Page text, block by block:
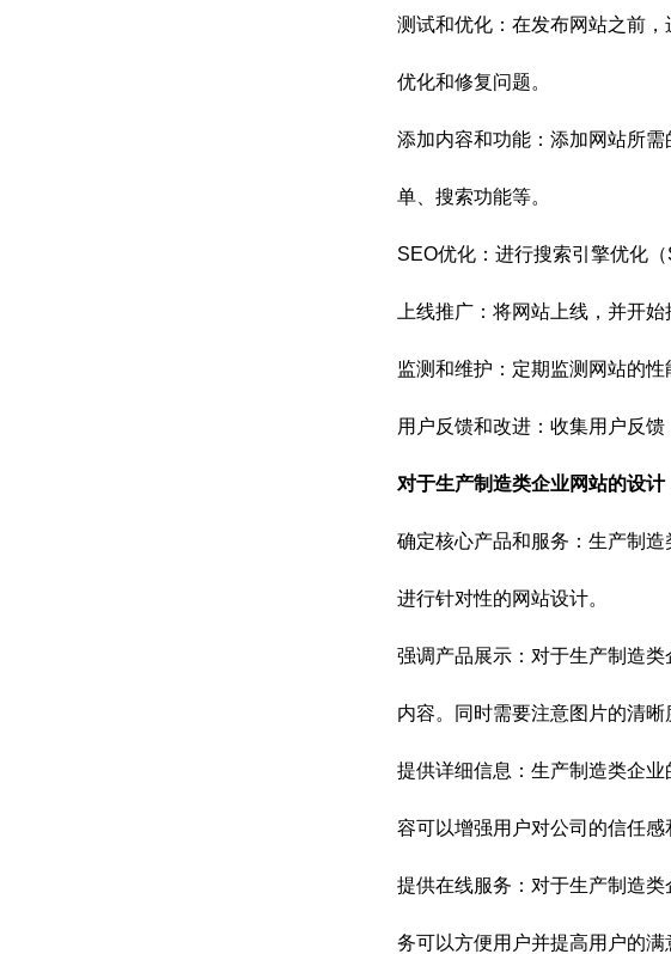
测试和优化：在发布网站之前
优化和修复问题。
添加内容和功能：添加网站所
单、搜索功能等。
SEO优化：进行搜索引擎优化
上线推广：将网站上线，并开
监测和维护：定期监测网站的
用户反馈和改进：收集用户反
对于生产制造类企业网站的设
确定核心产品和服务：生产制
进行针对性的网站设计。
强调产品展示：对于生产制造
内容。同时需要注意图片的清晰
提供详细信息：生产制造类企
容可以增强用户对公司的信任感
提供在线服务：对于生产制造
务可以方便用户并提高用户的满